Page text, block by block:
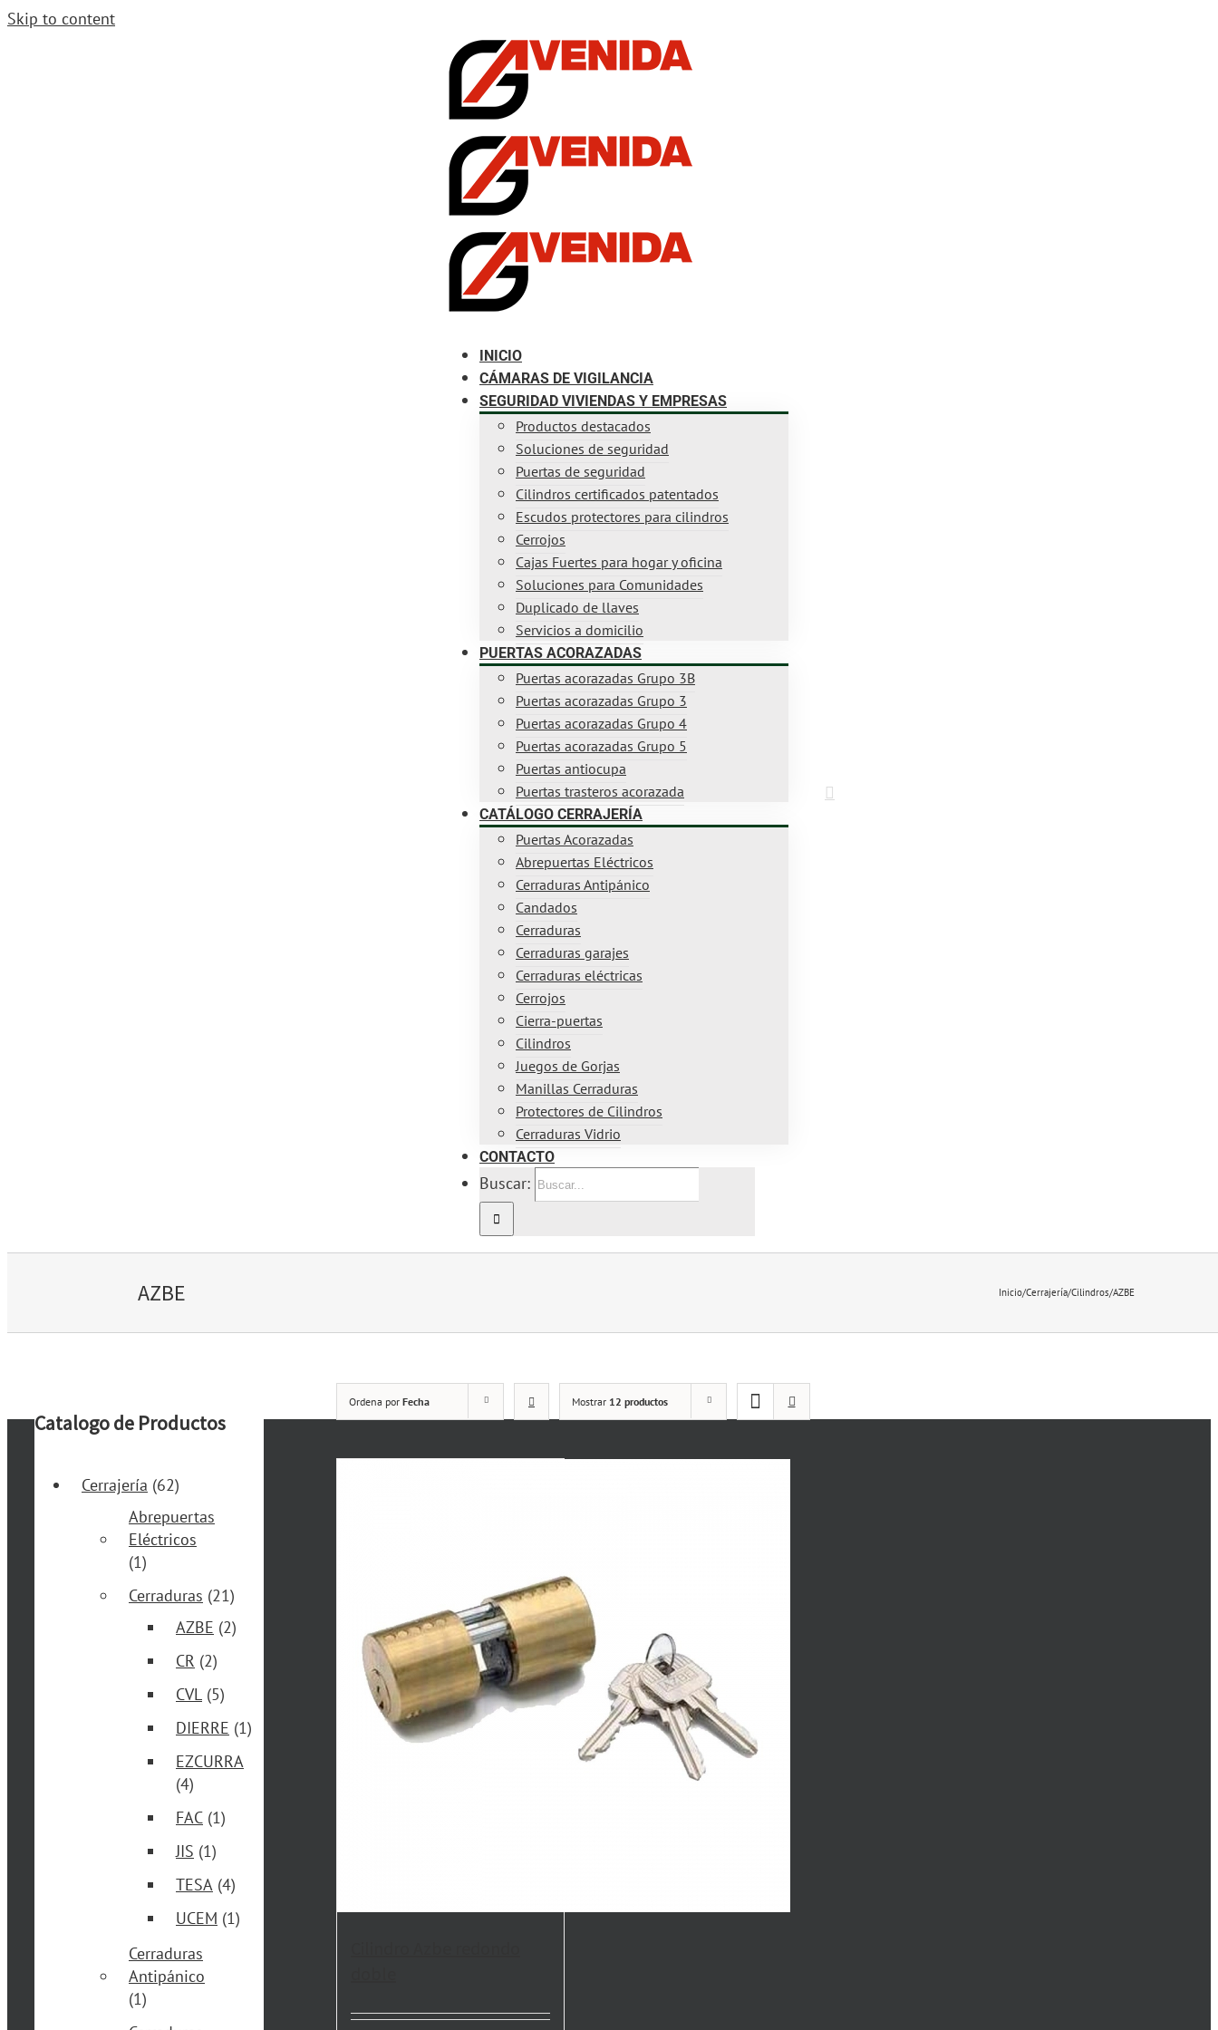
Skip to content
INICIO
CÁMARAS DE VIGILANCIA
SEGURIDAD VIVIENDAS Y EMPRESAS
Productos destacados
Soluciones de seguridad
Puertas de seguridad
Cilindros certificados patentados
Escudos protectores para cilindros
Cerrojos
Cajas Fuertes para hogar y oficina
Soluciones para Comunidades
Duplicado de llaves
Servicios a domicilio
PUERTAS ACORAZADAS
Puertas acorazadas Grupo 3B
Puertas acorazadas Grupo 3
Puertas acorazadas Grupo 4
Puertas acorazadas Grupo 5
Puertas antiocupa
Puertas trasteros acorazada
CATÁLOGO CERRAJERÍA
Puertas Acorazadas
Abrepuertas Eléctricos
Cerraduras Antipánico
Candados
Cerraduras
Cerraduras garajes
Cerraduras eléctricas
Cerrojos
Cierra-puertas
Cilindros
Juegos de Gorjas
Manillas Cerraduras
Protectores de Cilindros
Cerraduras Vidrio
CONTACTO
Buscar:
AZBE Inicio/Cerrajería/Cilindros/AZBE
Ordena por Fecha Mostrar 12 productos
Catalogo de Productos
Cerrajería (62)
Abrepuertas
Eléctricos
(1)
Cerraduras (21)
AZBE (2)
CR (2)
CVL (5)
DIERRE (1)
EZCURRA
(4)
FAC (1)
JIS (1)
TESA (4)
UCEM (1)
Cerraduras
Antipánico
(1)